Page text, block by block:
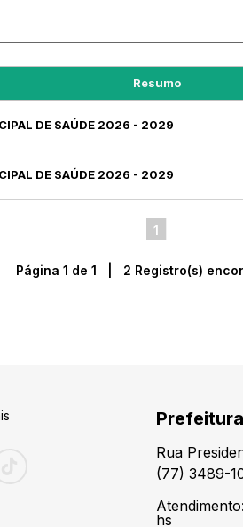
Resumo
DE SAÚDE 2026 - 2029
DE SAÚDE 2026 - 2029
1
Página 1 de 1 | 2 Registro(s)
Rua
(77) 3489-
hs